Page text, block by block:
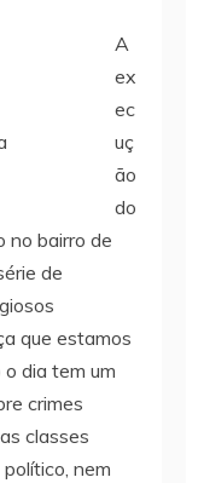
A
ex
ec
uç
ão
do
no bairro de
de
que estamos
dia tem um
crimes
classes
nem